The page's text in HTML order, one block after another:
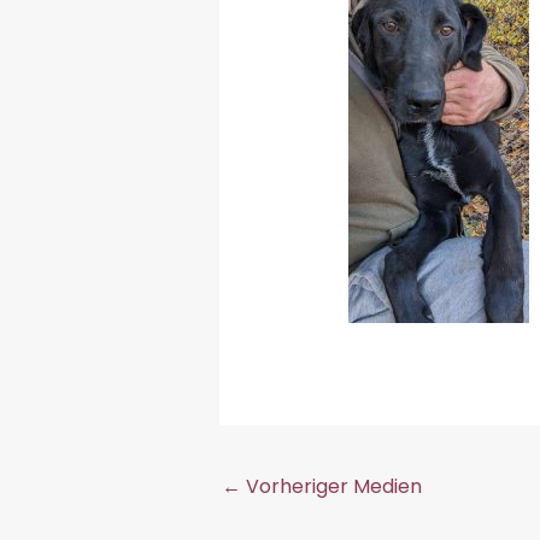
← Vorheriger Medien